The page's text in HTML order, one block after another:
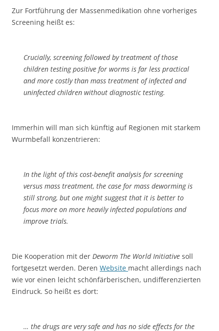
Zur Fortführung der Massenmedikation ohne vorheriges
Screening heißt es:
Crucially, screening followed by treatment of those
children testing positive for worms is far less practical
and more costly than mass treatment of infected and
uninfected children without diagnostic testing.
Immerhin will man sich künftig auf Regionen mit starkem
Wurmbefall konzentrieren:
In the light of this cost-benefit analysis for screening
versus mass treatment, the case for mass deworming is
still strong, but one might suggest that it is better to
focus more on more heavily infected populations and
improve trials.
Die Kooperation mit der Deworm The World Initiative soll
fortgesetzt werden. Deren Website macht allerdings nach
wie vor einen leicht schönfärberischen, undifferenzierten
Eindruck. So heißt es dort:
… the drugs are very safe and has no side effects for the